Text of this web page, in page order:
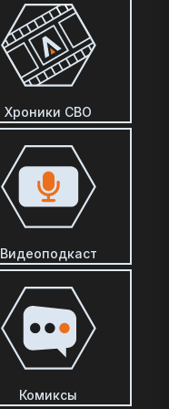
Хроники СВО
Видеоподкаст
Комиксы